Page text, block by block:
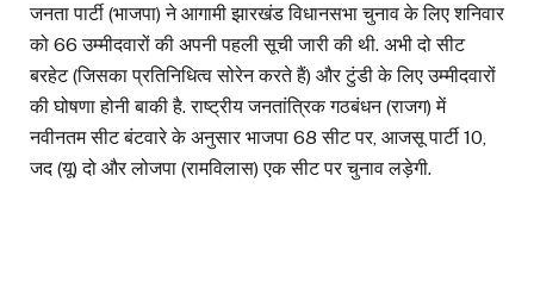
जनता पार्टी (भाजपा) ने आगामी झारखंड विधानसभा चुनाव के लिए शनिवार
को 66 उम्मीदवारों की अपनी पहली सूची जारी की थी. अभी दो सीट
बरहेट (जिसका प्रतिनिधित्व सोरेन करते हैं) और टुंडी के लिए उम्मीदवारों
की घोषणा होनी बाकी है. राष्ट्रीय जनतांत्रिक गठबंधन (राजग) में
नवीनतम सीट बंटवारे के अनुसार भाजपा 68 सीट पर, आजसू पार्टी 10,
जद (यू) दो और लोजपा (रामविलास) एक सीट पर चुनाव लड़ेगी.